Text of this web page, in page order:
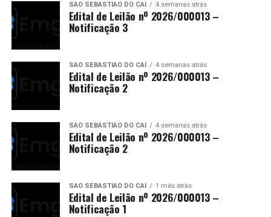
SÃO SEBASTIÃO DO CAÍ 4 semanas atrás
Edital de Leilão nº 2026/000013 –
Notificação 3
SÃO SEBASTIÃO DO CAÍ 4 semanas atrás
Edital de Leilão nº 2026/000013 –
Notificação 2
SÃO SEBASTIÃO DO CAÍ 4 semanas atrás
Edital de Leilão nº 2026/000013 –
Notificação 2
SÃO SEBASTIÃO DO CAÍ 1 mês atrás
Edital de Leilão nº 2026/000013 –
Notificação 1